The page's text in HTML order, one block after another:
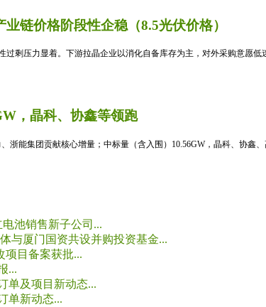
链价格阶段性企稳（8.5光伏价格）
过剩压力显着。下游拉晶企业以消化自备库存为主，对外采购意愿
，晶科、协鑫等领跑
浙能集团贡献核心增量；中标量（含入围）10.56GW，晶科、协鑫
池销售新子公司...
与厦门国资共设并购投资基金...
项目备案获批...
...
单及项目新动态...
单新动态...